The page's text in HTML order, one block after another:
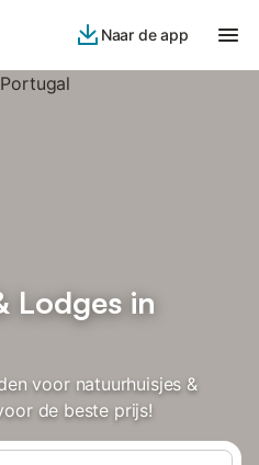
Naar de app
Lodges in
voor natuurhuisjes &
de beste prijs!